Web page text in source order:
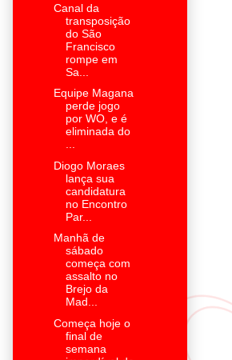
Canal da
transposição
do São
Francisco
rompe em
Sa...
Equipe Magana
perde jogo
por WO, e é
eliminada do
...
Diogo Moraes
lança sua
candidatura
no Encontro
Par...
Manhã de
sábado
começa com
assalto no
Brejo da
Mad...
Começa hoje o
final de
semana